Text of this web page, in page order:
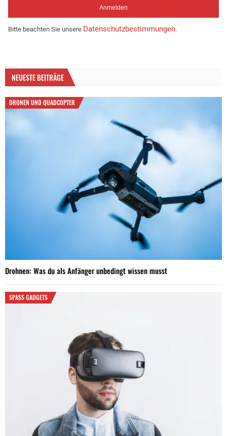
Bitte beachten Sie unsere Datenschutzbestimmungen.
NEUESTE BEITRÄGE
DRONEN UND QUADCOPTER
Drohnen: Was du als Anfänger unbedingt wissen musst
SPASS GADGETS